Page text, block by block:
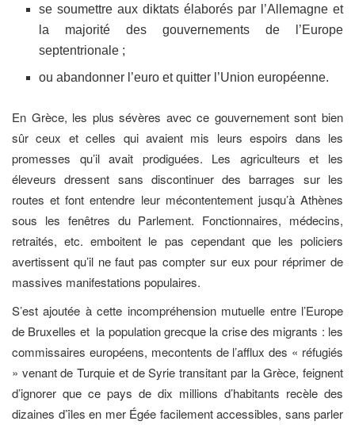
se soumettre aux diktats élaborés par l’Allemagne et
la majorité des gouvernements de l’Europe
septentrionale ;
ou abandonner l’euro et quitter l’Union européenne.
En Grèce, les plus sévères avec ce gouvernement sont bien
sûr ceux et celles qui avaient mis leurs espoirs dans les
promesses qu’il avait prodiguées. Les agriculteurs et les
éleveurs dressent sans discontinuer des barrages sur les
routes et font entendre leur mécontentement jusqu’à Athènes
sous les fenêtres du Parlement. Fonctionnaires, médecins,
retraités, etc. emboitent le pas cependant que les policiers
avertissent qu’il ne faut pas compter sur eux pour réprimer de
massives manifestations populaires.
S’est ajoutée à cette incompréhension mutuelle entre l’Europe
de Bruxelles et la population grecque la crise des migrants : les
commissaires européens, mecontents de l’afflux des « réfugiés
» venant de Turquie et de Syrie transitant par la Grèce, feignent
d’ignorer que ce pays de dix millions d’habitants recèle des
dizaines d’îles en mer Égée facilement accessibles, sans parler